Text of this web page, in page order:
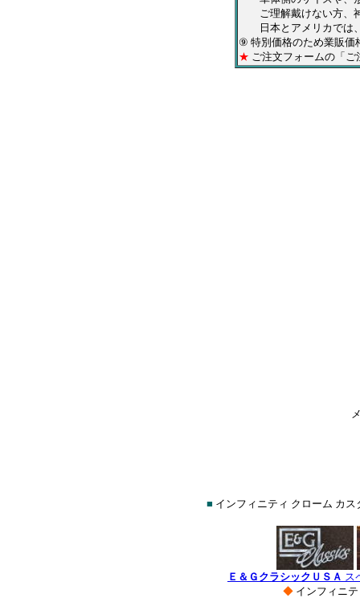
ご理解戴けない方、神
日本とアメリカでは、
⑨ 特別価格のため業販価
★ ご注文フォームの「
■ インフィニティ クローム カ
Ｅ＆ＧクラシックＵＳＡ ス
◆インフィニテ